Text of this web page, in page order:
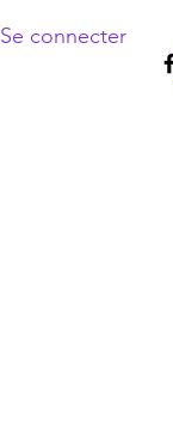
Se connecter